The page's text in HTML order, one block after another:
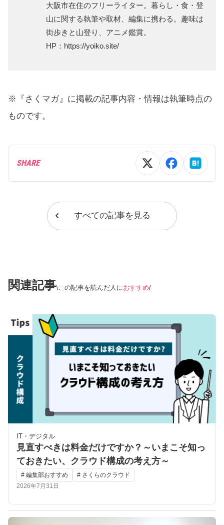
大阪市在住のフリーライター。暮らし・食・登
山に関する執筆や取材、編集に携わる。趣味は
街歩きと山登り、アニメ鑑賞。
HP： https://yoiko.site/
※『さくマガ』に掲載の記事内容・情報は執筆時点の
ものです。
SHARE
すべての記事を見る
関連記事 この記事を読んだ人に おすすめ
IT・デジタル
見直すべきは料金だけですか？～いまこそ知っ
ておきたい、クラウド構成の考え方～
# 編集部おすすめ
# さくらのクラウド
2026年7月31日